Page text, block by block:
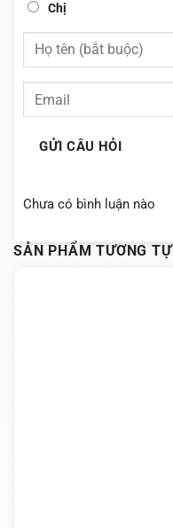
Chị
GỬI CÂU HỎI
Chưa có bình luận nào
SẢN PHẨM TƯƠNG TỰ